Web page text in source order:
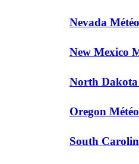
Nevada Météo
New Mexico
North Dakota
Oregon Météo
South